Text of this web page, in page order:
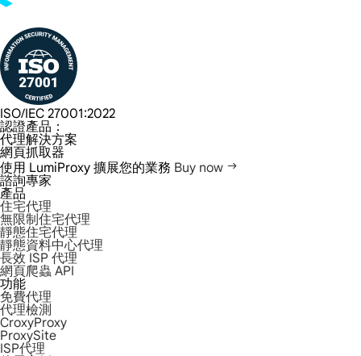
ISO/IEC 27001:2022
認證產品：
代理解決方案
網頁抓取器
使用 LumiProxy 擴展您的業務 Buy now
諮詢專家
產品
住宅代理
無限制住宅代理
靜態住宅代理
靜態資料中心代理
長效 ISP 代理
網頁爬蟲 API
功能
免費代理
代理檢測
CroxyProxy
ProxySite
ISP代理